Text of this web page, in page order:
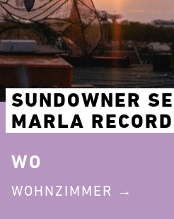
SUNDOWNER
MARLA
WO
WOHNZIMMER